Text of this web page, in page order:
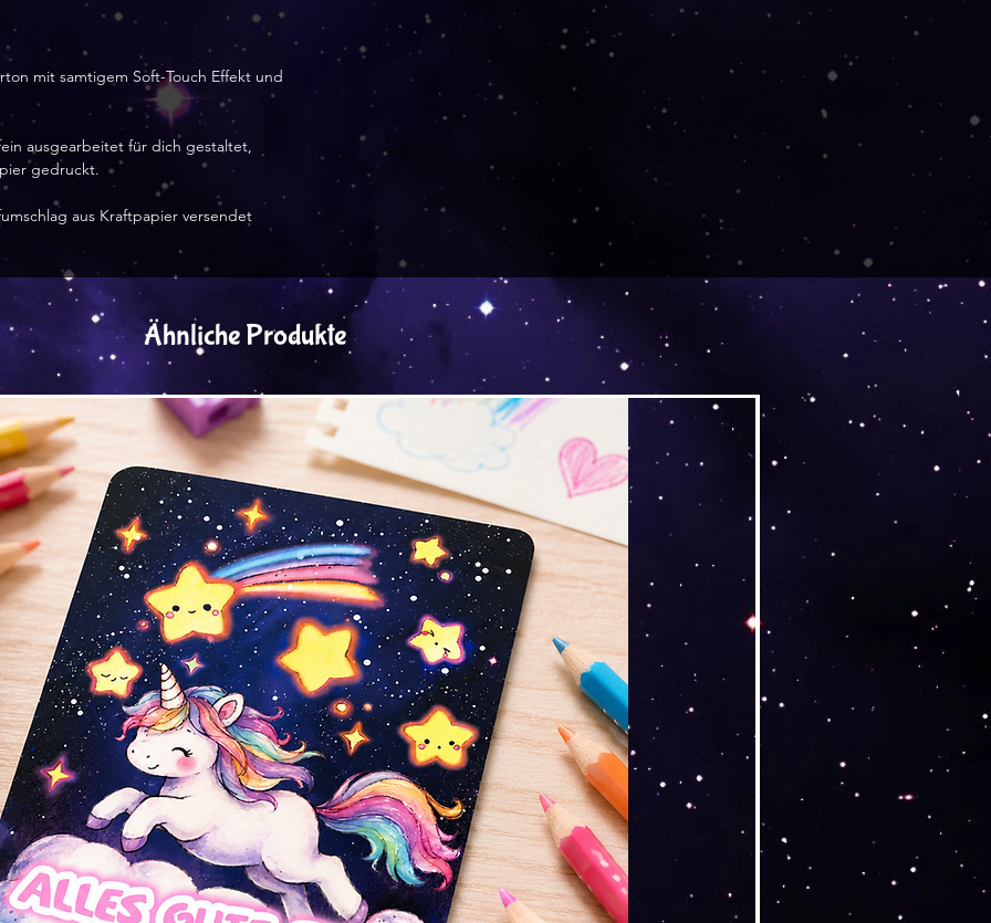
mit samtigem Soft-Touch Effekt und
ausgearbeitet für dich gestaltet,
gedruckt.
aus Kraftpapier versendet
Ähnliche Produkte
Versand by Tiny Tami